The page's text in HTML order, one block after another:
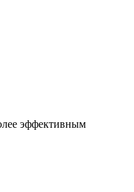
эффективным